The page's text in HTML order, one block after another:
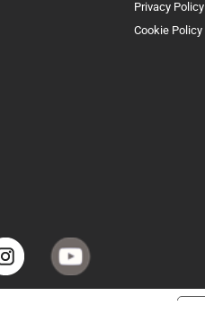
Privacy Policy
Cookie Policy